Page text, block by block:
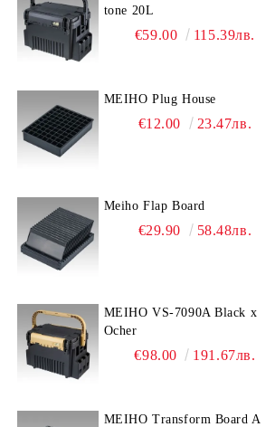
tone 20L
€59.00 115.39лв.
MEIHO Plug House
€12.00 23.47лв.
Meiho Flap Board
€29.90 58.48лв.
MEIHO VS-7090A Black x
Ocher
€98.00 191.67лв.
MEIHO Transform Board A